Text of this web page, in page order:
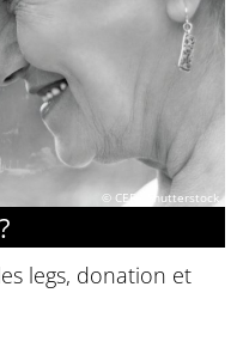
© CEF / Shutterstock
legs, donation et